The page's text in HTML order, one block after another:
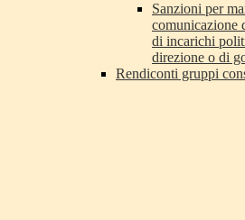
Sanzioni per
comunicazione
di incarichi
direzione o di
Rendiconti gruppi